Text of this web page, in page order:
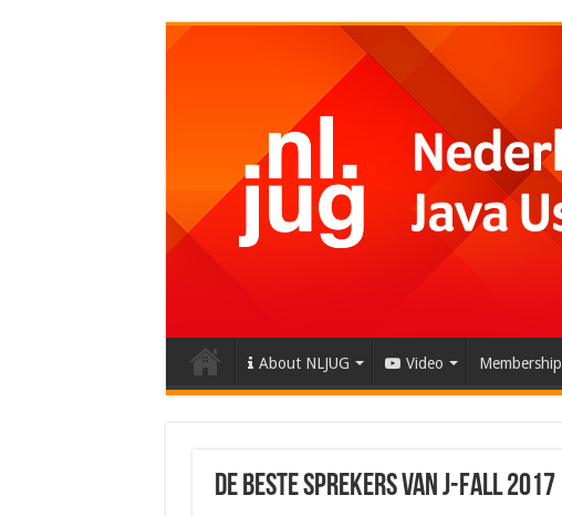
About NLJUG Video Membership
De beste sprekers van J-Fall 2017